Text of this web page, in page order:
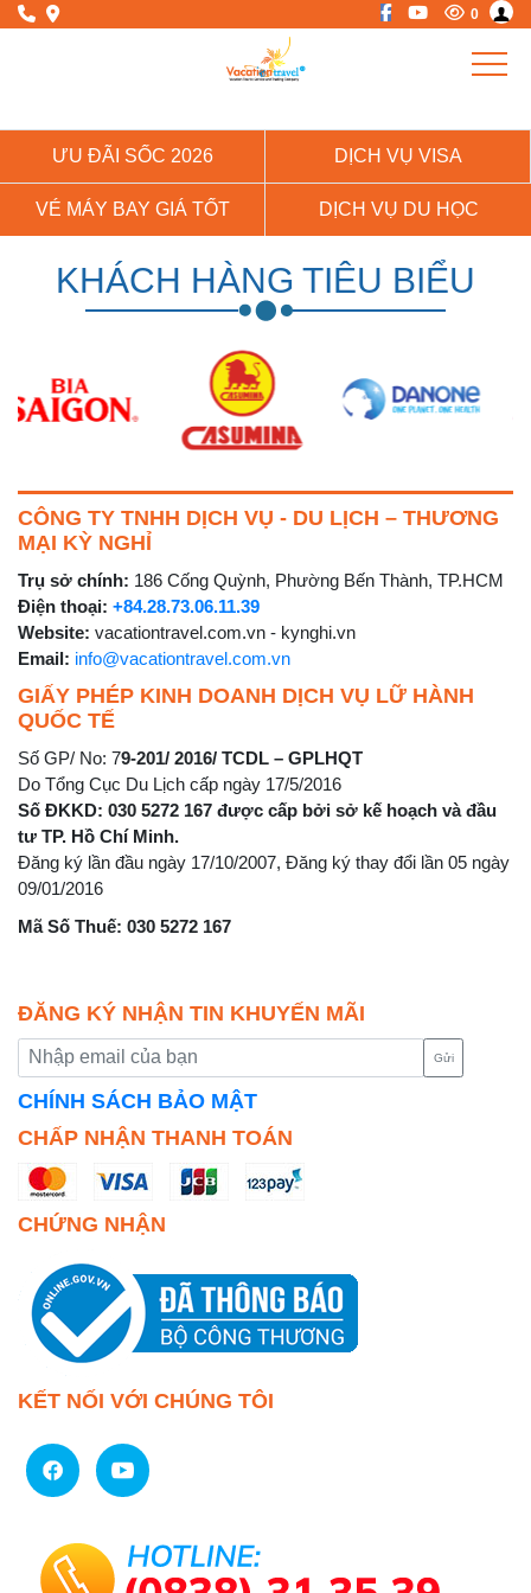
0
ƯU ĐÃI SỐC 2026 DỊCH VỤ VISA
VÉ MÁY BAY GIÁ TỐT DỊCH VỤ DU HỌC
KHÁCH HÀNG TIÊU BIỂU
CÔNG TY TNHH DỊCH VỤ - DU LỊCH – THƯƠNG
MẠI KỲ NGHỈ
Trụ sở chính: 186 Cống Quỳnh, Phường Bến Thành, TP.HCM
Điện thoại: +84.28.73.06.11.39
Website: vacationtravel.com.vn - kynghi.vn
Email: info@vacationtravel.com.vn
GIẤY PHÉP KINH DOANH DỊCH VỤ LỮ HÀNH
QUỐC TẾ
Số GP/ No: 79-201/ 2016/ TCDL – GPLHQT
Do Tổng Cục Du Lịch cấp ngày 17/5/2016
Số ĐKKD: 030 5272 167 được cấp bởi sở kế hoạch và đầu
tư TP. Hồ Chí Minh.
Đăng ký lần đầu ngày 17/10/2007, Đăng ký thay đổi lần 05 ngày
09/01/2016
Mã Số Thuế: 030 5272 167
ĐĂNG KÝ NHẬN TIN KHUYẾN MÃI
Gửi
CHÍNH SÁCH BẢO MẬT
CHẤP NHẬN THANH TOÁN
CHỨNG NHẬN
KẾT NỐI VỚI CHÚNG TÔI